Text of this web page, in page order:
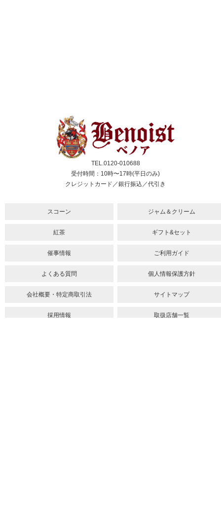
TEL.0120-010688
受付時間：10時〜17時(平日のみ)
クレジットカード／銀行振込／代引き
スコーン ジャム＆クリーム
紅茶 ギフト&セット
催事情報 ご利用ガイド
よくある質問 個人情報保護方針
会社概要・特定商取引法 サイトマップ
採用情報 取扱店舗一覧